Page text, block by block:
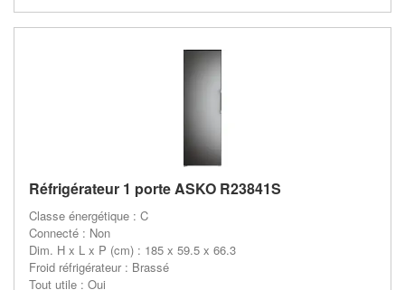
Réfrigérateur 1 porte ASKO R23841S
Classe énergétique : C
Connecté : Non
Dim. H x L x P (cm) : 185 x 59.5 x 66.3
Froid réfrigérateur : Brassé
Tout utile : Oui